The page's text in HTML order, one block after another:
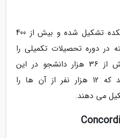
این دانشگاه از چهار دانشکده تشکیل شده و بیش از 400
کارشناسی و 200 رشته در دوره تحصیلات تکمیلی را
ارائه می دهد. اکنون بیش از 36 هزار دانشجو در این
دانشگاه تحصیل می کنند که 12 هزار نفر از آن ها را
می دهند.